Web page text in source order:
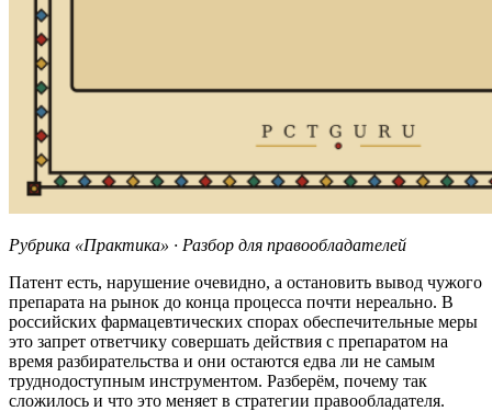
Рубрика «Практика» · Разбор для правообладателей
Патент есть, нарушение очевидно, а остановить вывод чужого
препарата на рынок до конца процесса почти нереально. В
российских фармацевтических спорах обеспечительные меры
это запрет ответчику совершать действия с препаратом на
время разбирательства и они остаются едва ли не самым
труднодоступным инструментом. Разберём, почему так
сложилось и что это меняет в стратегии правообладателя.